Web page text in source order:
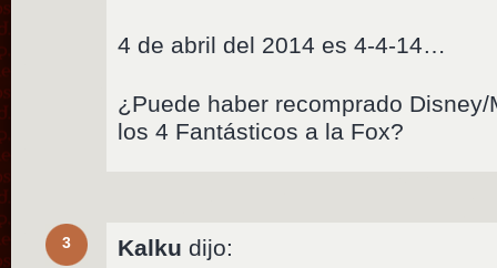
4 de abril del 2014 es 4-4-14…
¿Puede haber recomprado
los 4 Fantásticos a la Fox?
3 Kalku dijo: